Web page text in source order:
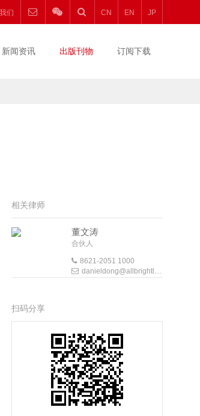
们 CN EN JP
新闻资讯 出版刊物 订阅下载
相关律师
董文涛
合伙人
8621-2051 1000
danieldong@allbrightlaw.com
扫码分享